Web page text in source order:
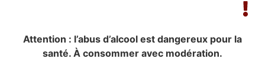
Attention : l’abus d’alcool est dangereux pour la
santé. À consommer avec modération.